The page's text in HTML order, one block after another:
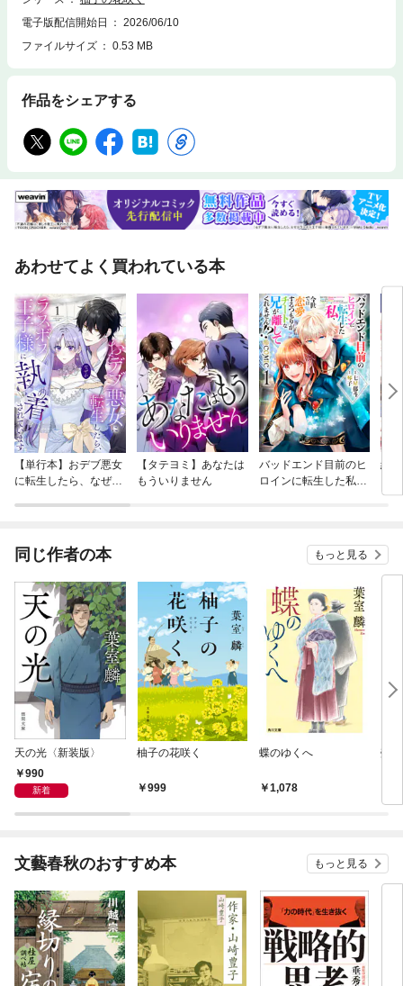
朝日新聞出版刊 一次文庫 2013年10月 朝日文庫刊この電子書籍は202
6年６月刊 文春文庫版を底本としています。
電子版配信開始日
2026/06/10
ファイルサイズ
0.53 MB
作品をシェアする
あわせてよく買われている本
【単行本】おデブ悪女
に転生したら、なぜか
【タテヨミ】あなたは
もういりません
バッドエンド目前のヒ
ロインに転生した私、
結
同じ作者の本 もっと見る
天の光〈新装版〉
990
新着
柚子の花咲く
999
蝶のゆくへ
1,078
螢草
文藝春秋のおすすめ本 もっと見る